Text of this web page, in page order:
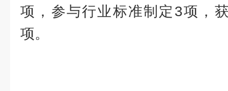
项，参与行业标准制定3项，
项。